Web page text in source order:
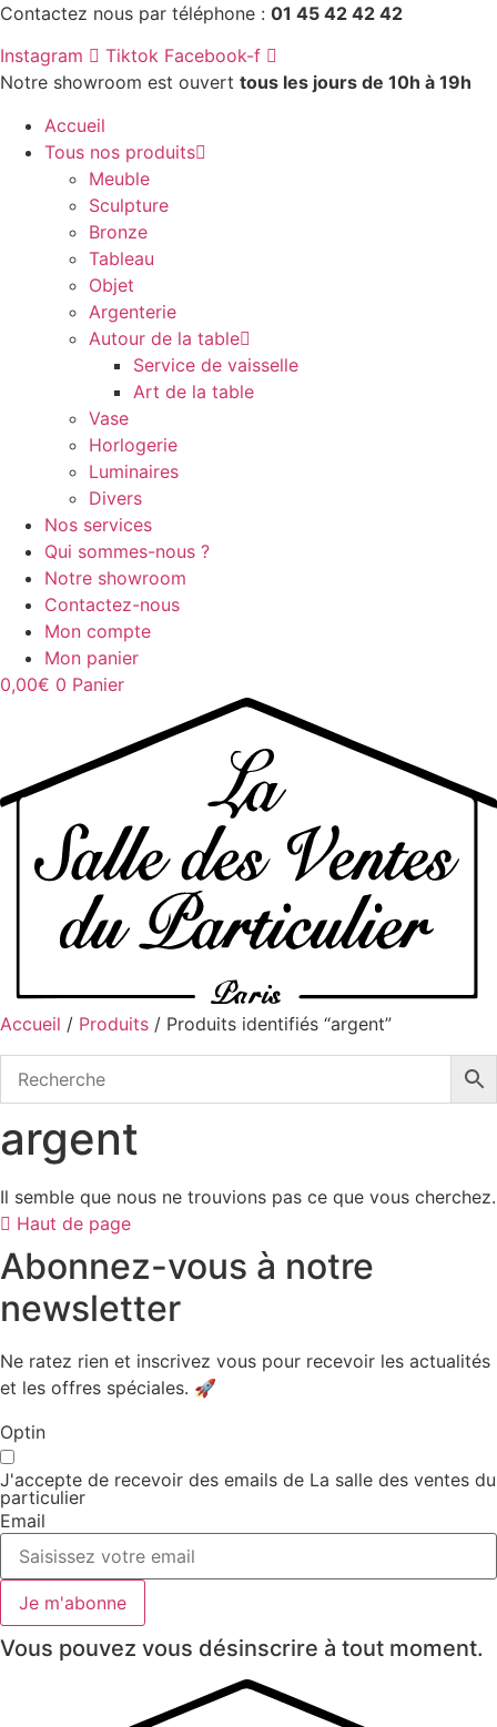
Aller
contenu
Contactez nous par téléphone : 01 45 42 42 42
Instagram
Tiktok Facebook-f
Notre showroom est ouvert tous les jours de 10h à 19h
Accueil
Tous nos produits
Meuble
Sculpture
Bronze
Tableau
Objet
Argenterie
Autour de la table
Service de vaisselle
Art de la table
Vase
Horlogerie
Luminaires
Divers
Nos services
Qui sommes-nous ?
Notre showroom
Contactez-nous
Mon compte
Mon panier
0,00€ 0 Panier
Accueil / Produits / Produits identifiés “argent”
argent
Il semble que nous ne trouvions pas ce que vous cherchez.
Haut de page
Abonnez-vous à notre
newsletter
Ne ratez rien et inscrivez vous pour recevoir les actualités
et les offres spéciales. 🚀​
Optin
J'accepte de recevoir des emails de La salle des ventes du
particulier
Email
Je m'abonne
Vous pouvez vous désinscrire à tout moment.